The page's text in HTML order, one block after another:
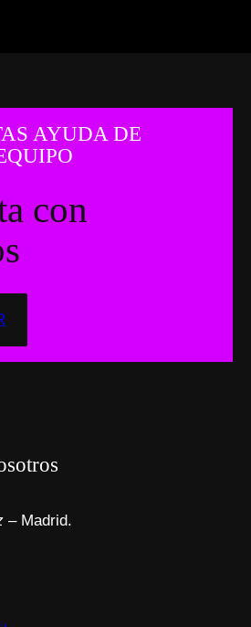
AYUDA DE
con
– Madrid.